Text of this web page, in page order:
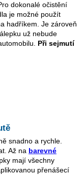
dokonalé očistění
je možné použít
hadříkem. Je zároveň
už nebude
Při sejmutí
snadno a rychle.
Až na barevné
mají všechny
přenášecí